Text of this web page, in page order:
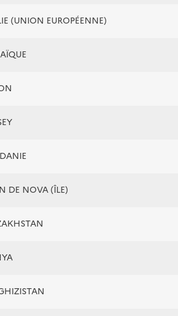
(UNION EUROPÉENNE)
DE NOVA (ÎLE)